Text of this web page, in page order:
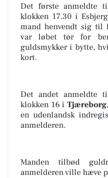
Det første anmeldte
klokken 17.30 i
mand henvendt sig til
var løbet tør for
guldsmykker i bytte,
kort.
Det andet anmeldte
klokken 16 i Tjæreborg
en udenlandsk
anmelderen.
Manden tilbød
anmelderen ville hæve